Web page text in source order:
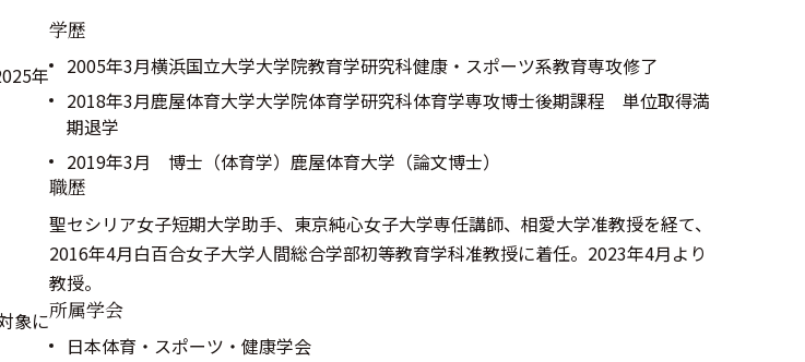
年
象に
学歴
2005年3月横浜国立大学大学院教育学研究科健康・スポーツ系教育専攻修了
2018年3月鹿屋体育大学大学院体育学研究科体育学専攻博士後期課程 単位取得満
期退学
2019年3月 博士（体育学）鹿屋体育大学（論文博士）
職歴
聖セシリア女子短期大学助手、東京純心女子大学専任講師、相愛大学准教授を経て、
2016年4月白百合女子大学人間総合学部初等教育学科准教授に着任。2023年4月より
教授。
所属学会
日本体育・スポーツ・健康学会